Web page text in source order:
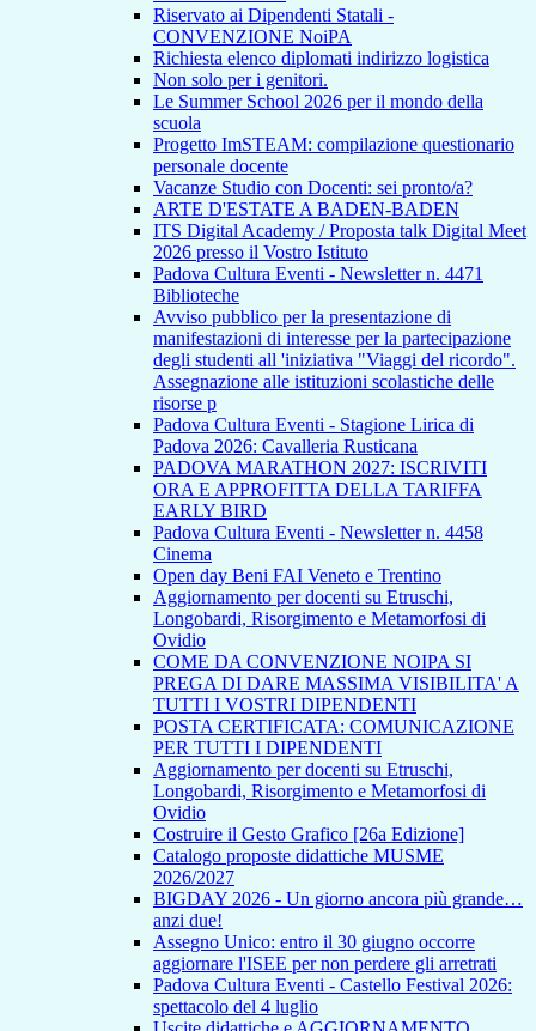
Riservato ai Dipendenti Statali -
CONVENZIONE NoiPA
Richiesta elenco diplomati indirizzo logistica
Non solo per i genitori.
Le Summer School 2026 per il mondo della
scuola
Progetto ImSTEAM: compilazione questionario
personale docente
Vacanze Studio con Docenti: sei pronto/a?
ARTE D'ESTATE A BADEN-BADEN
ITS Digital Academy / Proposta talk Digital Meet
2026 presso il Vostro Istituto
Padova Cultura Eventi - Newsletter n. 4471
Biblioteche
Avviso pubblico per la presentazione di
manifestazioni di interesse per la partecipazione
degli studenti all 'iniziativa "Viaggi del ricordo".
Assegnazione alle istituzioni scolastiche delle
risorse p
Padova Cultura Eventi - Stagione Lirica di
Padova 2026: Cavalleria Rusticana
PADOVA MARATHON 2027: ISCRIVITI
ORA E APPROFITTA DELLA TARIFFA
EARLY BIRD
Padova Cultura Eventi - Newsletter n. 4458
Cinema
Open day Beni FAI Veneto e Trentino
Aggiornamento per docenti su Etruschi,
Longobardi, Risorgimento e Metamorfosi di
Ovidio
COME DA CONVENZIONE NOIPA SI
PREGA DI DARE MASSIMA VISIBILITA' A
TUTTI I VOSTRI DIPENDENTI
POSTA CERTIFICATA: COMUNICAZIONE
PER TUTTI I DIPENDENTI
Aggiornamento per docenti su Etruschi,
Longobardi, Risorgimento e Metamorfosi di
Ovidio
Costruire il Gesto Grafico [26a Edizione]
Catalogo proposte didattiche MUSME
2026/2027
BIGDAY 2026 - Un giorno ancora più grande…
anzi due!
Assegno Unico: entro il 30 giugno occorre
aggiornare l'ISEE per non perdere gli arretrati
Padova Cultura Eventi - Castello Festival 2026:
spettacolo del 4 luglio